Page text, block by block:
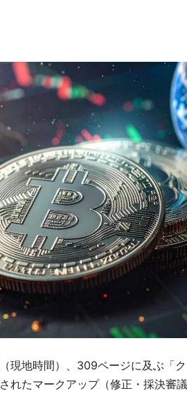
現地時間）、309ページに及ぶ「
れたマークアップ（修正・採決審